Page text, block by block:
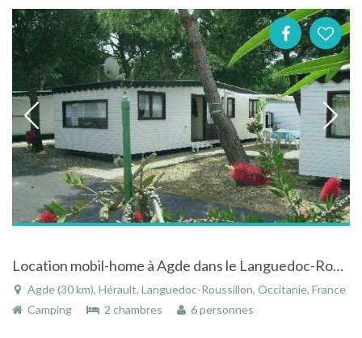
Location mobil-home à Agde dans le Languedoc-Roussillon
Agde (30 km), Hérault, Languedoc-Roussillon, Occitanie, France
Camping
2 chambres 6 personnes